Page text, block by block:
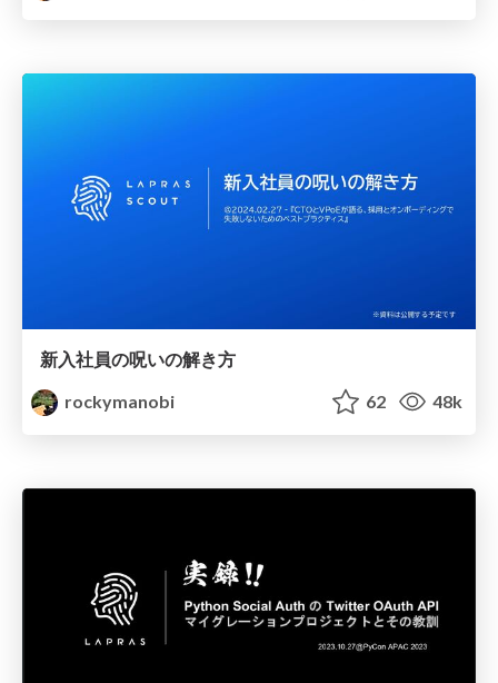
新入社員の呪いの解き方
rockymanobi
62 48k